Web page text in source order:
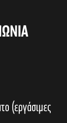
(εργάσιμες